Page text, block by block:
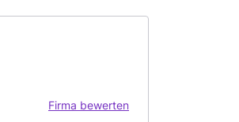
Firma bewerten